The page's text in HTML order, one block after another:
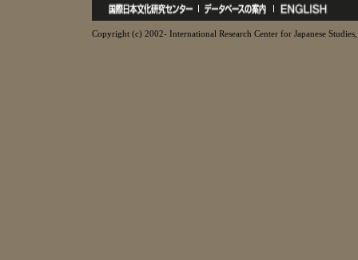
Copyright (c) 2002- International Research Center for Japanese